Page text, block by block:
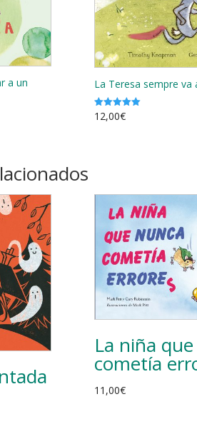
a un La Teresa sempre va
Valorado
con
12,00€
La niña
cometía
11,00€